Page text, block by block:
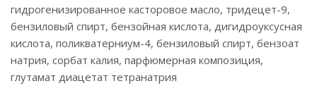
гидрогенизированное касторовое масло, тридецет-9,
бензиловый спирт, бензойная кислота, дигидроуксусная
кислота, поликватерниум-4, бензиловый спирт, бензоат
натрия, сорбат калия, парфюмерная композиция,
глутамат диацетат тетранатрия